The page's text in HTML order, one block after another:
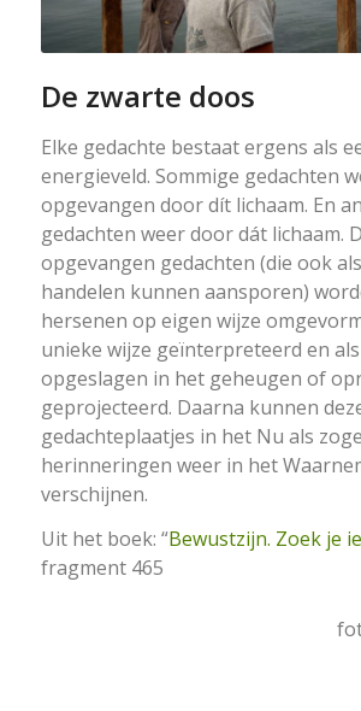
De zwarte doos
Elke gedachte bestaat ergens als
energieveld. Sommige gedachten
opgevangen door dít lichaam. En
gedachten weer door dát lichaam.
opgevangen gedachten (die ook
handelen kunnen aansporen)
hersenen op eigen wijze
unieke wijze geïnterpreteerd en
opgeslagen in het geheugen of
geprojecteerd. Daarna kunnen
gedachteplaatjes in het Nu als
herinneringen weer in het
verschijnen.
Uit het boek: “Bewustzijn. Zoek je
fragment 465